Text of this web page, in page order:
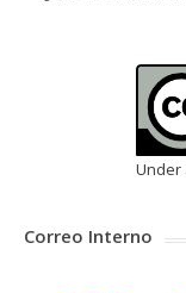
Under
Correo Interno